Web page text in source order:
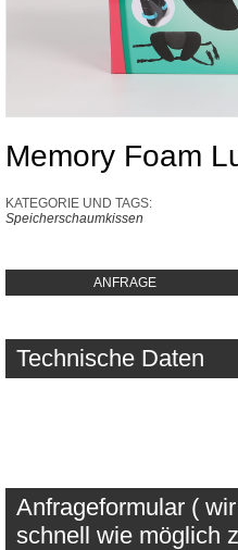
Memory Foam
KATEGORIE UND TAGS:
Speicherschaumkissen
ANFRAGE
Technische Daten
Anfrageformular (
schnell wie möglich